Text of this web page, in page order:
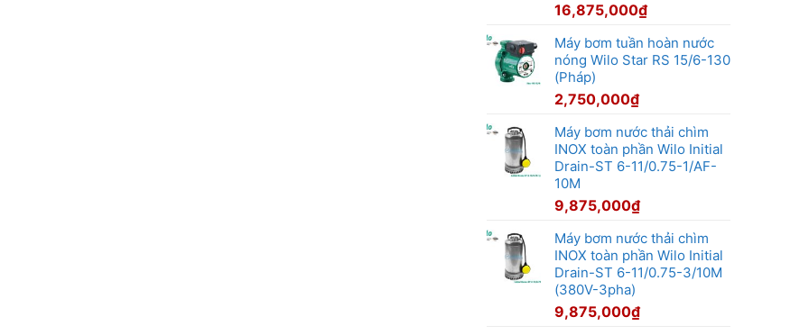
16,875,000₫
Máy bơm tuần hoàn nước
nóng Wilo Star RS 15/6-130
(Pháp)
2,750,000₫
Máy bơm nước thải chìm
INOX toàn phần Wilo Initial
Drain-ST 6-11/0.75-1/AF-
10M
9,875,000₫
Máy bơm nước thải chìm
INOX toàn phần Wilo Initial
Drain-ST 6-11/0.75-3/10M
(380V-3pha)
9,875,000₫